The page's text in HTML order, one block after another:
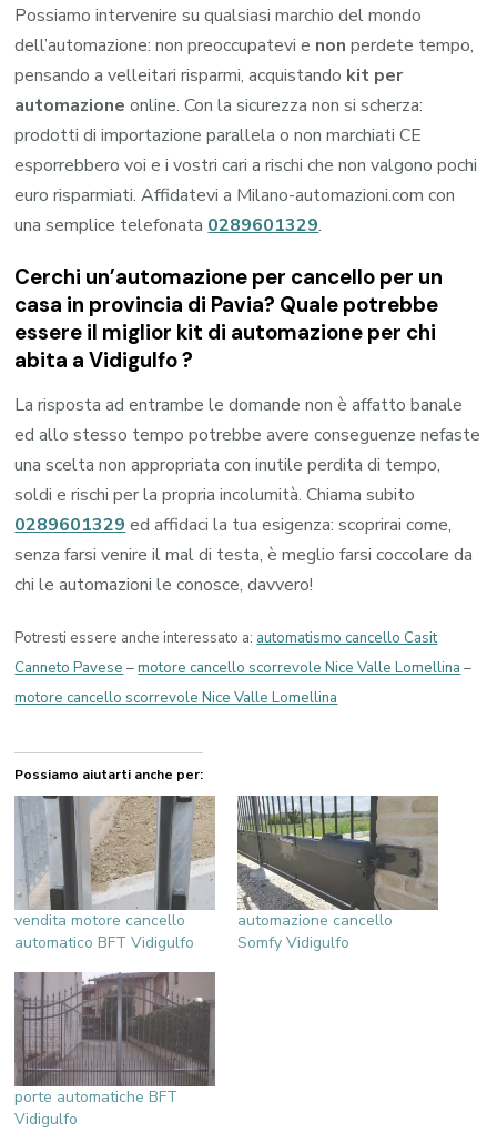
Possiamo intervenire su qualsiasi marchio del mondo
dell’automazione: non preoccupatevi e non perdete tempo,
pensando a velleitari risparmi, acquistando kit per
automazione online. Con la sicurezza non si scherza:
prodotti di importazione parallela o non marchiati CE
esporrebbero voi e i vostri cari a rischi che non valgono pochi
euro risparmiati. Affidatevi a Milano-automazioni.com con
una semplice telefonata 0289601329.
Cerchi un’automazione per cancello per un
casa in provincia di Pavia? Quale potrebbe
essere il miglior kit di automazione per chi
abita aVidigulfo?
La risposta ad entrambe le domande non è affatto banale
ed allo stesso tempo potrebbe avere conseguenze nefaste
una scelta non appropriata con inutile perdita di tempo,
soldi e rischi per la propria incolumità. Chiama subito
0289601329 ed affidaci la tua esigenza: scoprirai come,
senza farsi venire il mal di testa, è meglio farsi coccolare da
chi le automazioni le conosce, davvero!
Potresti essere anche interessato a: automatismo cancello Casit
Canneto Pavese –motore cancello scorrevole Nice Valle Lomellina –
motore cancello scorrevole Nice Valle Lomellina
Possiamo aiutarti anche per:
vendita motore cancello
automatico BFT Vidigulfo
automazione cancello
Somfy Vidigulfo
porte automatiche BFT
Vidigulfo